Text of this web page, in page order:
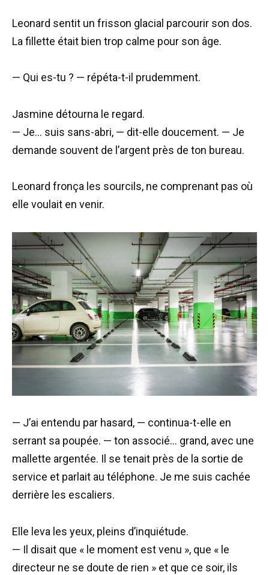
Leonard sentit un frisson glacial parcourir son dos.
La fillette était bien trop calme pour son âge.
— Qui es-tu ? — répéta-t-il prudemment.
Jasmine détourna le regard.
— Je… suis sans-abri, — dit-elle doucement. — Je
demande souvent de l’argent près de ton bureau.
Leonard fronça les sourcils, ne comprenant pas où
elle voulait en venir.
— J’ai entendu par hasard, — continua-t-elle en
serrant sa poupée. — ton associé… grand, avec une
mallette argentée. Il se tenait près de la sortie de
service et parlait au téléphone. Je me suis cachée
derrière les escaliers.
Elle leva les yeux, pleins d’inquiétude.
— Il disait que « le moment est venu », que « le
directeur ne se doute de rien » et que ce soir, ils